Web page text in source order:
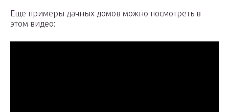
Еще примеры дачных домов можно посмотреть в
этом видео: